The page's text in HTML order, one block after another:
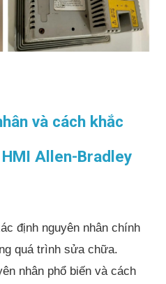
và cách khắc
Allen-Bradley
định nguyên nhân chính
quá trình sửa chữa.
nhân phổ biến và cách